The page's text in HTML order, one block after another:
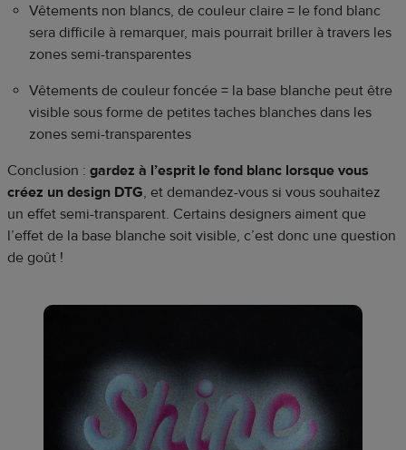
Vêtements non blancs, de couleur claire = le fond blanc
sera difficile à remarquer, mais pourrait briller à travers les
zones semi-transparentes
Vêtements de couleur foncée = la base blanche peut être
visible sous forme de petites taches blanches dans les
zones semi-transparentes
Conclusion : gardez à l’esprit le fond blanc lorsque vous
créez un design DTG, et demandez-vous si vous souhaitez
un effet semi-transparent. Certains designers aiment que
l’effet de la base blanche soit visible, c’est donc une question
de goût !